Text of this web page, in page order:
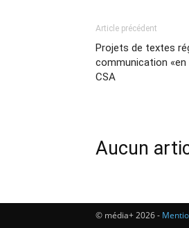
Article précédent
Projets de textes
communication «en
CSA
Aucun
© média+ 2026 -